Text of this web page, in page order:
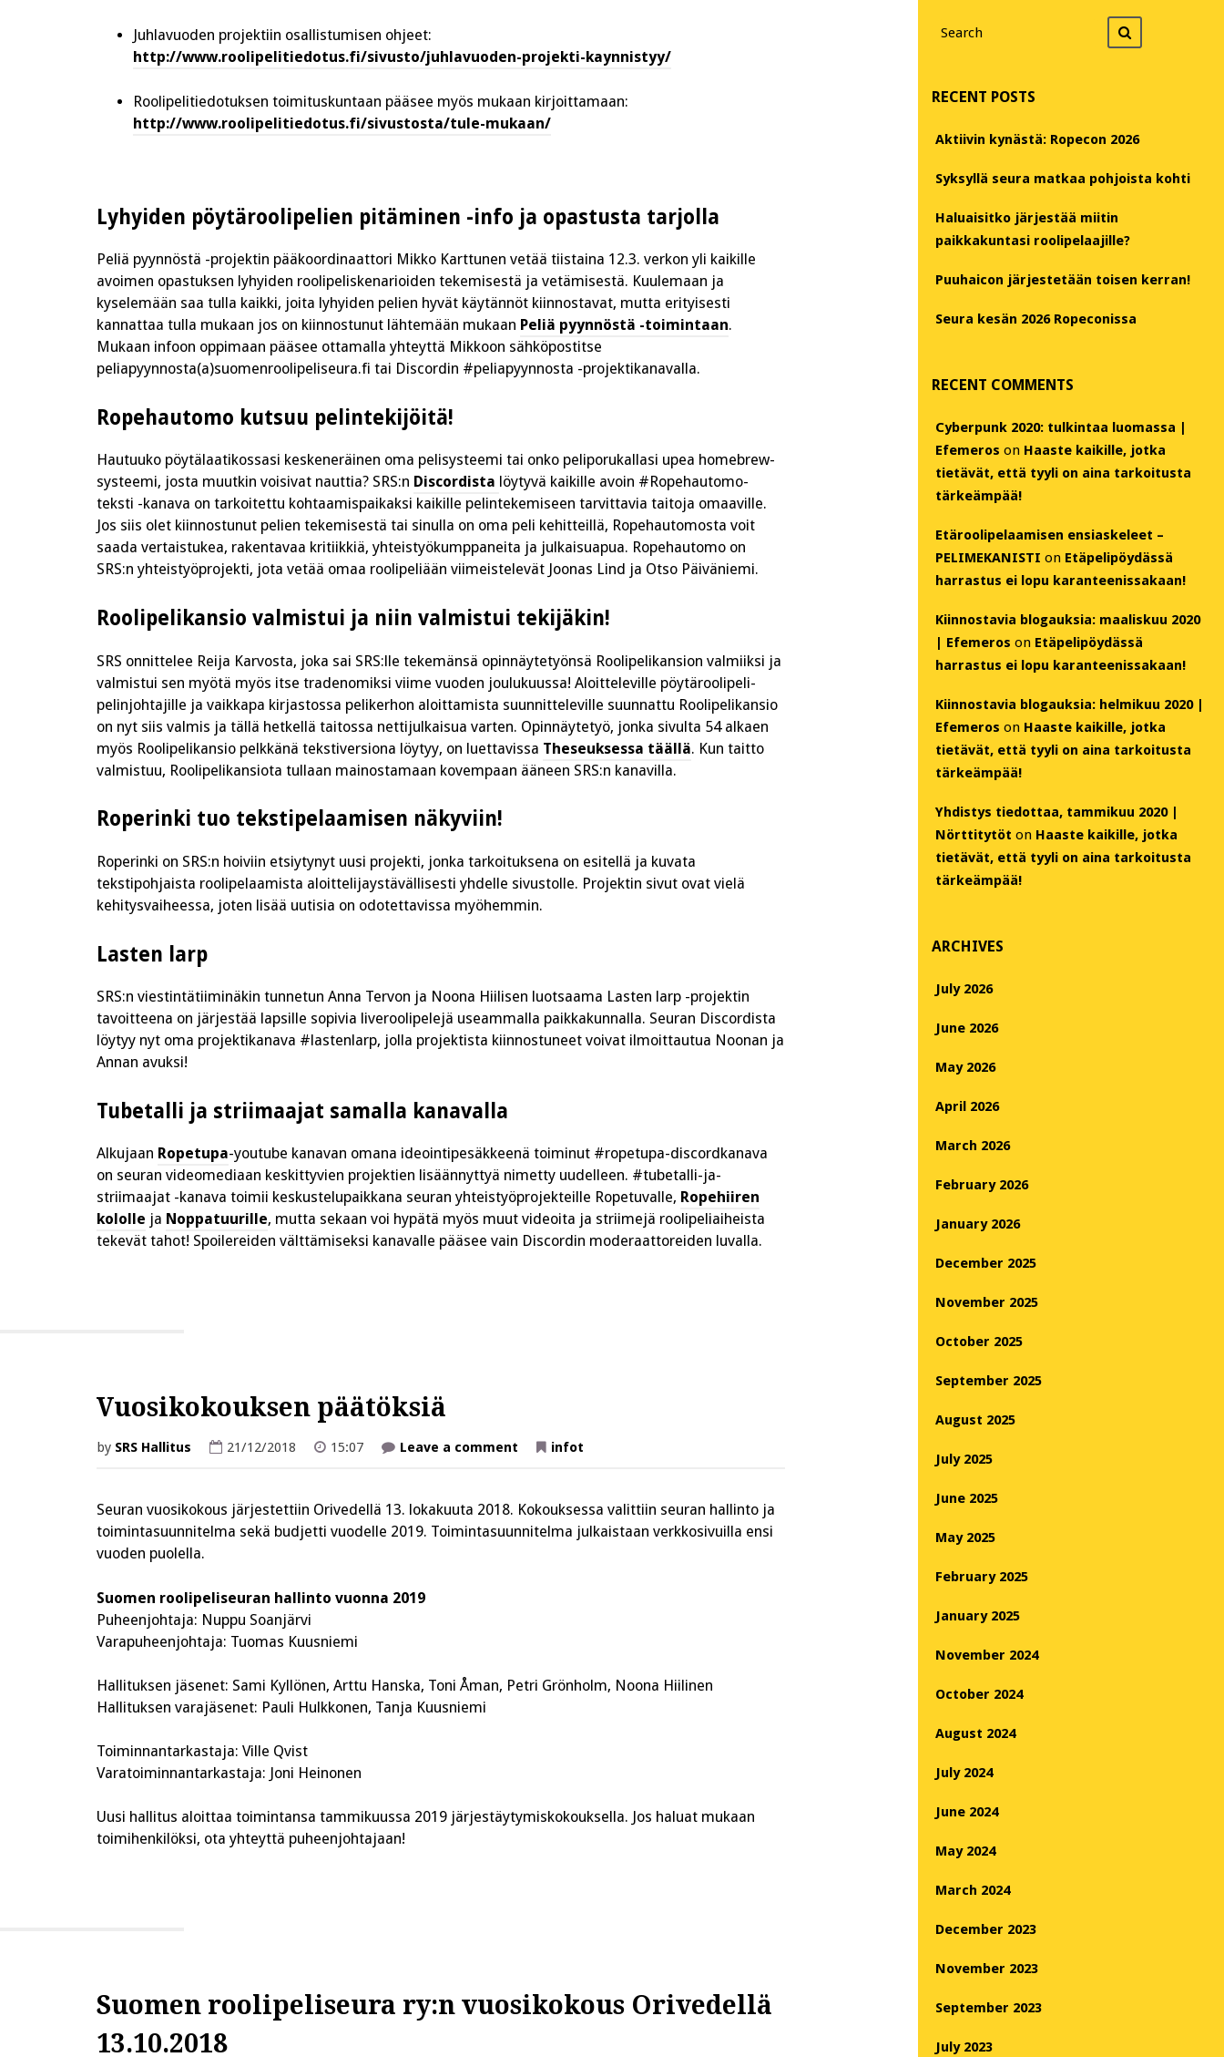
Juhlavuoden projektiin osallistumisen ohjeet:
http://www.roolipelitiedotus.fi/sivusto/juhlavuoden-projekti-kaynnistyy/
Roolipelitiedotuksen toimituskuntaan pääsee myös mukaan kirjoittamaan:
http://www.roolipelitiedotus.fi/sivustosta/tule-mukaan/
Lyhyiden pöytäroolipelien pitäminen -info ja opastusta tarjolla
Peliä pyynnöstä -projektin pääkoordinaattori Mikko Karttunen vetää tiistaina 12.3. verkon yli kaikille
avoimen opastuksen lyhyiden roolipeliskenarioiden tekemisestä ja vetämisestä. Kuulemaan ja
kyselemään saa tulla kaikki, joita lyhyiden pelien hyvät käytännöt kiinnostavat, mutta erityisesti
kannattaa tulla mukaan jos on kiinnostunut lähtemään mukaan Peliä pyynnöstä -toimintaan.
Mukaan infoon oppimaan pääsee ottamalla yhteyttä Mikkoon sähköpostitse
peliapyynnosta(a)suomenroolipeliseura.fi tai Discordin #peliapyynnosta -projektikanavalla.
Ropehautomo kutsuu pelintekijöitä!
Hautuuko pöytälaatikossasi keskeneräinen oma pelisysteemi tai onko peliporukallasi upea homebrew-
systeemi, josta muutkin voisivat nauttia? SRS:n Discordista löytyvä kaikille avoin #Ropehautomo-
teksti -kanava on tarkoitettu kohtaamispaikaksi kaikille pelintekemiseen tarvittavia taitoja omaaville.
Jos siis olet kiinnostunut pelien tekemisestä tai sinulla on oma peli kehitteillä, Ropehautomosta voit
saada vertaistukea, rakentavaa kritiikkiä, yhteistyökumppaneita ja julkaisuapua. Ropehautomo on
SRS:n yhteistyöprojekti, jota vetää omaa roolipeliään viimeistelevät Joonas Lind ja Otso Päiväniemi.
Roolipelikansio valmistui ja niin valmistui tekijäkin!
SRS onnittelee Reija Karvosta, joka sai SRS:lle tekemänsä opinnäytetyönsä Roolipelikansion valmiiksi ja
valmistui sen myötä myös itse tradenomiksi viime vuoden joulukuussa! Aloitteleville pöytäroolipeli-
pelinjohtajille ja vaikkapa kirjastossa pelikerhon aloittamista suunnitteleville suunnattu Roolipelikansio
on nyt siis valmis ja tällä hetkellä taitossa nettijulkaisua varten. Opinnäytetyö, jonka sivulta 54 alkaen
myös Roolipelikansio pelkkänä tekstiversiona löytyy, on luettavissa Theseuksessa täällä. Kun taitto
valmistuu, Roolipelikansiota tullaan mainostamaan kovempaan ääneen SRS:n kanavilla.
Roperinki tuo tekstipelaamisen näkyviin!
Roperinki on SRS:n hoiviin etsiytynyt uusi projekti, jonka tarkoituksena on esitellä ja kuvata
tekstipohjaista roolipelaamista aloittelijaystävällisesti yhdelle sivustolle. Projektin sivut ovat vielä
kehitysvaiheessa, joten lisää uutisia on odotettavissa myöhemmin.
Lasten larp
SRS:n viestintätiiminäkin tunnetun Anna Tervon ja Noona Hiilisen luotsaama Lasten larp -projektin
tavoitteena on järjestää lapsille sopivia liveroolipelejä useammalla paikkakunnalla. Seuran Discordista
löytyy nyt oma projektikanava #lastenlarp, jolla projektista kiinnostuneet voivat ilmoittautua Noonan ja
Annan avuksi!
Tubetalli ja striimaajat samalla kanavalla
Alkujaan Ropetupa-youtube kanavan omana ideointipesäkkeenä toiminut #ropetupa-discordkanava
on seuran videomediaan keskittyvien projektien lisäännyttyä nimetty uudelleen. #tubetalli-ja-
striimaajat -kanava toimii keskustelupaikkana seuran yhteistyöprojekteille Ropetuvalle, Ropehiiren
kololle ja Noppatuurille, mutta sekaan voi hypätä myös muut videoita ja striimejä roolipeliaiheista
tekevät tahot! Spoilereiden välttämiseksi kanavalle pääsee vain Discordin moderaattoreiden luvalla.
Vuosikokouksen päätöksiä
by SRS Hallitus 21/12/2018 15:07 Leave a commenton infot
Seuran vuosikokous järjestettiin Orivedellä 13. lokakuuta 2018. Kokouksessa valittiin seuran hallinto ja
toimintasuunnitelma sekä budjetti vuodelle 2019. Toimintasuunnitelma julkaistaan verkkosivuilla ensi
vuoden puolella.
Suomen roolipeliseuran hallinto vuonna 2019
Puheenjohtaja: Nuppu Soanjärvi
Varapuheenjohtaja: Tuomas Kuusniemi
Hallituksen jäsenet: Sami Kyllönen, Arttu Hanska, Toni Åman, Petri Grönholm, Noona Hiilinen
Hallituksen varajäsenet: Pauli Hulkkonen, Tanja Kuusniemi
Toiminnantarkastaja: Ville Qvist
Varatoiminnantarkastaja: Joni Heinonen
Uusi hallitus aloittaa toimintansa tammikuussa 2019 järjestäytymiskokouksella. Jos haluat mukaan
toimihenkilöksi, ota yhteyttä puheenjohtajaan!
Suomen roolipeliseura ry:n vuosikokous Orivedellä
13.10.2018
for
RECENT POSTS
Aktiivin kynästä: Ropecon 2026
Syksyllä seura matkaa pohjoista kohti
Haluaisitko järjestää miitin
paikkakuntasi roolipelaajille?
Puuhaicon järjestetään toisen kerran!
Seura kesän 2026 Ropeconissa
RECENT COMMENTS
Cyberpunk 2020: tulkintaa luomassa |
Efemeros on Haaste kaikille, jotka
tietävät, että tyyli on aina tarkoitusta
tärkeämpää!
Etäroolipelaamisen ensiaskeleet –
PELIMEKANISTI on Etäpelipöydässä
harrastus ei lopu karanteenissakaan!
Kiinnostavia blogauksia: maaliskuu 2020
| Efemeros on Etäpelipöydässä
harrastus ei lopu karanteenissakaan!
Kiinnostavia blogauksia: helmikuu 2020 |
Efemeros on Haaste kaikille, jotka
tietävät, että tyyli on aina tarkoitusta
tärkeämpää!
Yhdistys tiedottaa, tammikuu 2020 |
Nörttitytöt on Haaste kaikille, jotka
tietävät, että tyyli on aina tarkoitusta
tärkeämpää!
ARCHIVES
July 2026
June 2026
May 2026
April 2026
March 2026
February 2026
January 2026
December 2025
November 2025
October 2025
September 2025
August 2025
July 2025
June 2025
May 2025
February 2025
January 2025
November 2024
October 2024
August 2024
July 2024
June 2024
May 2024
March 2024
December 2023
November 2023
September 2023
July 2023